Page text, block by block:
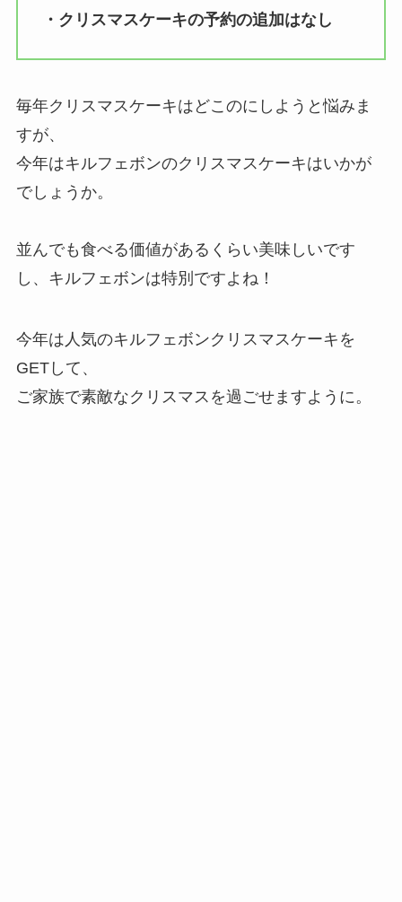
・クリスマスケーキの予約の追加はなし
毎年クリスマスケーキはどこのにしようと悩みま
すが、
今年はキルフェボンのクリスマスケーキはいかが
でしょうか。
並んでも食べる価値があるくらい美味しいです
し、キルフェボンは特別ですよね！
今年は人気のキルフェボンクリスマスケーキを
GETして、
ご家族で素敵なクリスマスを過ごせますように。